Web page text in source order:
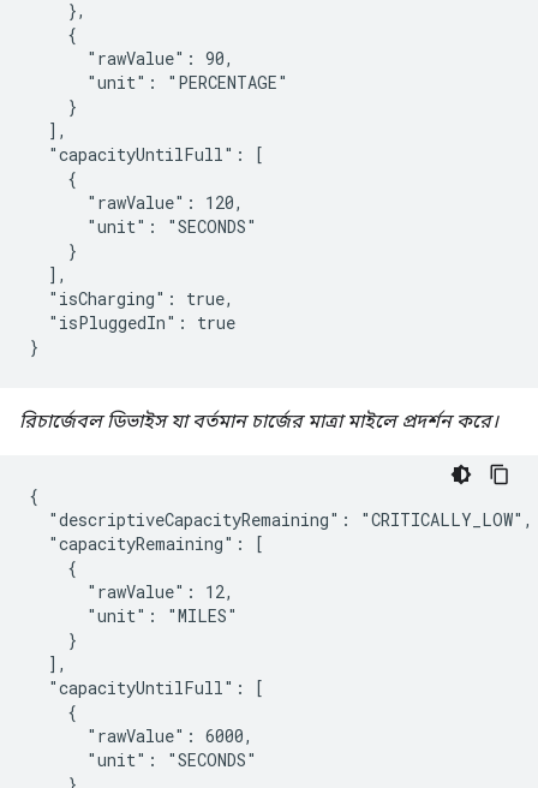
    },
    {
      "rawValue": 90,
      "unit": "PERCENTAGE"
    }
  ],
  "capacityUntilFull": [
    {
      "rawValue": 120,
      "unit": "SECONDS"
    }
  ],
  "isCharging": true,
  "isPluggedIn": true
}
রিচার্জেবল ডিভাইস যা বর্তমান চার্জের মাত্রা মাইলে প্রদর্শন করে।
{
  "descriptiveCapacityRemaining": "CRITICALLY_LOW",
  "capacityRemaining": [
    {
      "rawValue": 12,
      "unit": "MILES"
    }
  ],
  "capacityUntilFull": [
    {
      "rawValue": 6000,
      "unit": "SECONDS"